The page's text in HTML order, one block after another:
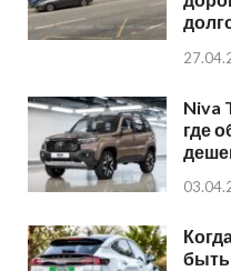
Niva
где
быть